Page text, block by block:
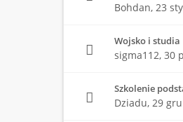
Bohdan, 23
Wojsko i studia
sigma112, 30
Szkolenie
Dziadu, 29